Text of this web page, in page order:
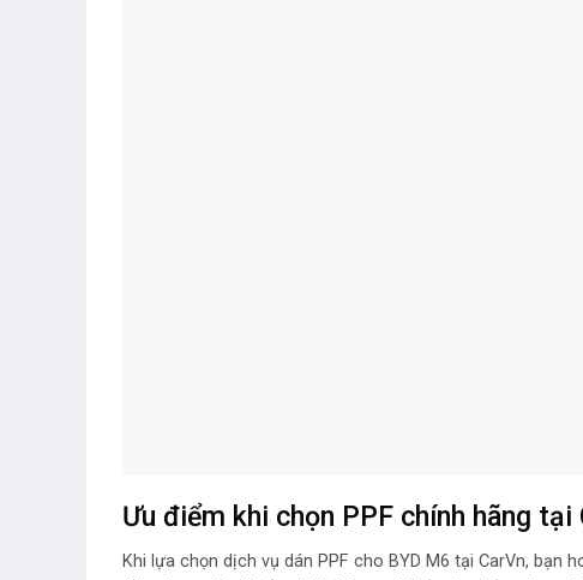
Ưu điểm khi chọn PPF chính hãng tại
Khi lựa chọn dịch vụ dán PPF cho BYD M6 tại CarVn,